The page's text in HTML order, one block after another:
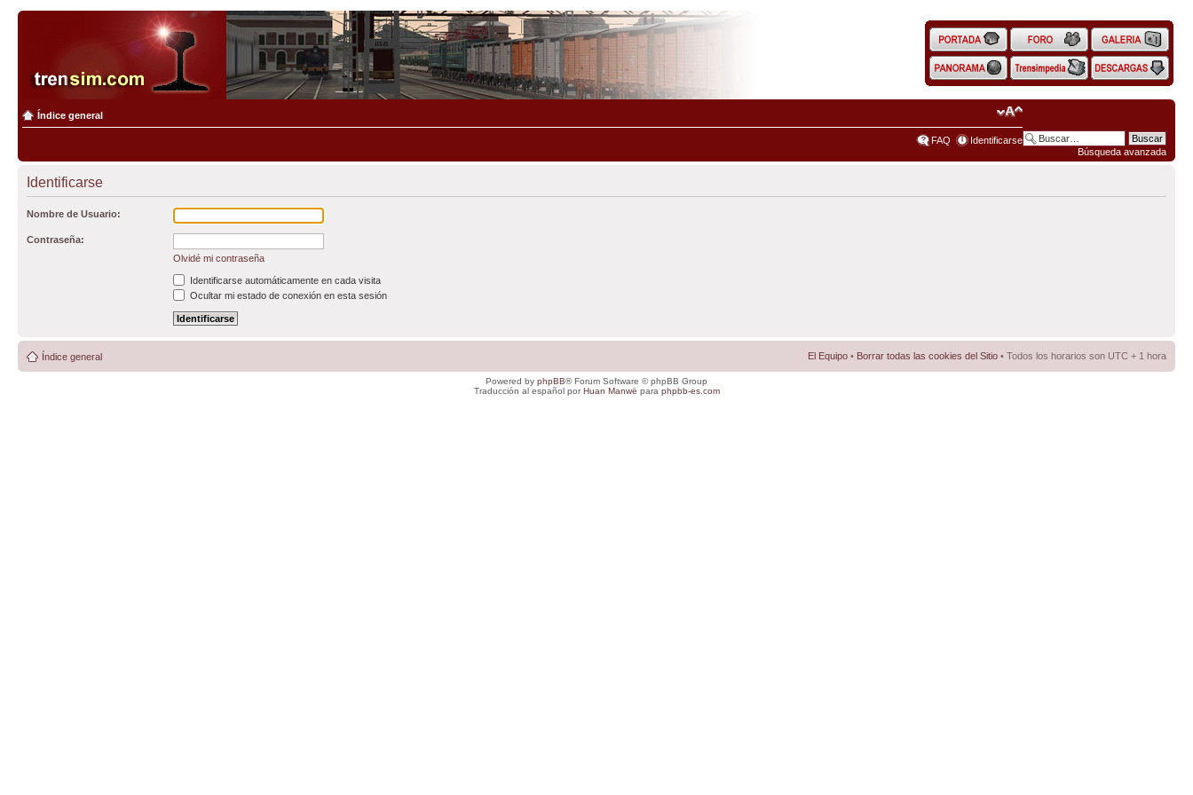
Búsqueda avanzada
Índice general
FAQ Identificarse
Identificarse
Nombre de Usuario:
Contraseña:
Olvidé mi contraseña
Identificarse automáticamente en cada visita
Ocultar mi estado de conexión en esta sesión
Índice general El Equipo • Borrar todas las cookies del Sitio • Todos los horarios son UTC + 1 hora
Powered by phpBB® Forum Software © phpBB Group
Traducción al español porHuan Manwë para phpbb-es.com